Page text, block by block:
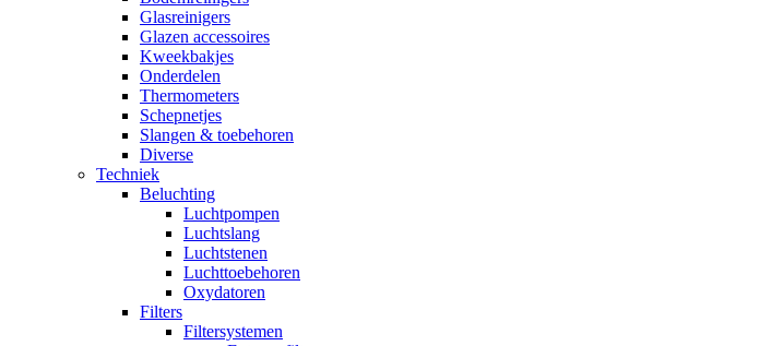
Glasreinigers
Glazen accessoires
Kweekbakjes
Onderdelen
Thermometers
Schepnetjes
Slangen & toebehoren
Diverse
Techniek
Beluchting
Luchtpompen
Luchtslang
Luchtstenen
Luchttoebehoren
Oxydatoren
Filters
Filtersystemen